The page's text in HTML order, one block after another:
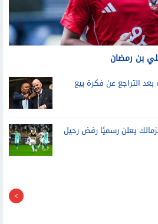
بن رمضان
التراجع عن فكرة بيع
يعلن رسميًا رفض رحيل